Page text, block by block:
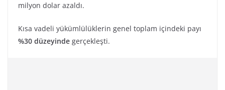
milyon dolar azaldı.
Kısa vadeli yükümlülüklerin genel toplam içindeki payı
%30 düzeyinde gerçekleşti.